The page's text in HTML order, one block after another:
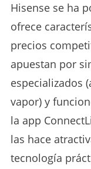
Hisense se ha
ofrece
precios
apuestan por
especializados
vapor) y
la app
las hace
tecnología